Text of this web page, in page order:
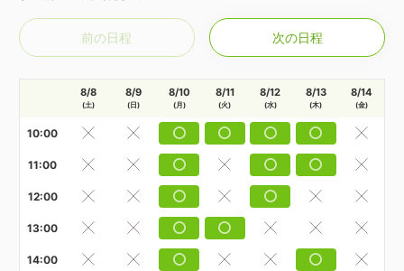
前の日程 次の日程
10:00
11:00
12:00
13:00
14:00
8/8
(土)
8/9
(日)
8/10
(月)
8/11
(火)
8/12
(水)
8/13
(木)
8/14
(金)